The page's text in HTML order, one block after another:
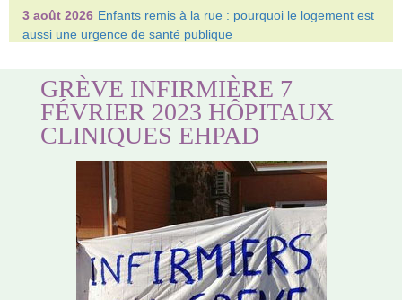
3 août 2026 Enfants remis à la rue : pourquoi le logement est
aussi une urgence de santé publique
GRÈVE INFIRMIÈRE 7
FÉVRIER 2023 HÔPITAUX
CLINIQUES EHPAD